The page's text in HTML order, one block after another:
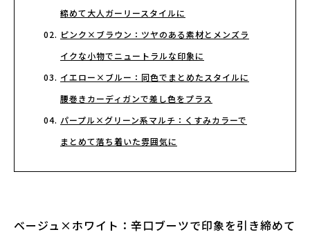
締めて大人ガーリースタイルに
ピンク×ブラウン：ツヤのある素材とメンズラ
イクな小物でニュートラルな印象に
イエロー×ブルー：同色でまとめたスタイルに
腰巻きカーディガンで差し色をプラス
パープル×グリーン系マルチ：くすみカラーで
まとめて落ち着いた雰囲気に
ベージュ×ホワイト：辛口ブーツで印象を引き締めて